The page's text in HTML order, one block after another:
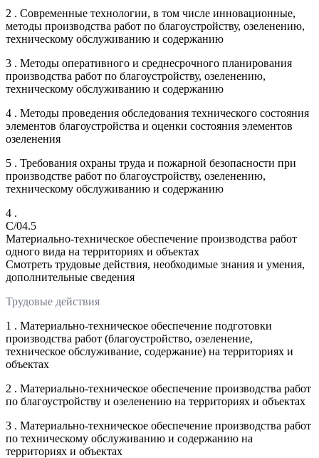
2 . Современные технологии, в том числе инновационные,
методы производства работ по благоустройству, озеленению,
техническому обслуживанию и содержанию
3 . Методы оперативного и среднесрочного планирования
производства работ по благоустройству, озеленению,
техническому обслуживанию и содержанию
4 . Методы проведения обследования технического состояния
элементов благоустройства и оценки состояния элементов
озеленения
5 . Требования охраны труда и пожарной безопасности при
производстве работ по благоустройству, озеленению,
техническому обслуживанию и содержанию
4 .
C/04.5
Материально-техническое обеспечение производства работ
одного вида на территориях и объектах
Смотреть трудовые действия, необходимые знания и умения,
дополнительные сведения
Трудовые действия
1 . Материально-техническое обеспечение подготовки
производства работ (благоустройство, озеленение,
техническое обслуживание, содержание) на территориях и
объектах
2 . Материально-техническое обеспечение производства работ
по благоустройству и озеленению на территориях и объектах
3 . Материально-техническое обеспечение производства работ
по техническому обслуживанию и содержанию на
территориях и объектах